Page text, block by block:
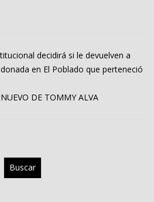
decidirá si le devuelven a
en El Poblado que perteneció
DE TOMMY ALVA
Buscar